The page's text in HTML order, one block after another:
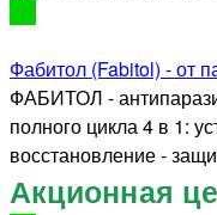
Фабитол (Fabitol) - от
ФАБИТОЛ -
полного цикла 4 в 1:
восстановление -
Акционная